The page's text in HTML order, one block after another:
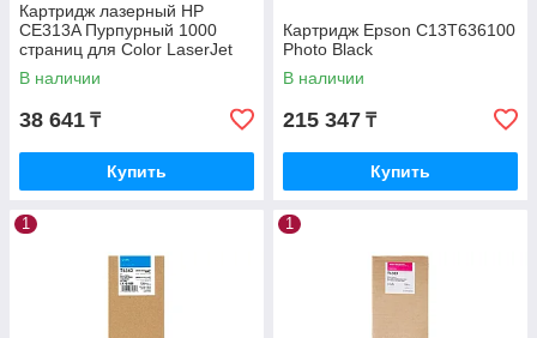
Картридж лазерный HP
CE313A Пурпурный 1000
страниц для Color LaserJet
CP1025
В наличии
38 641 ₸
Купить
Картридж Epson C13T636100
Photo Black
В наличии
215 347 ₸
Купить
1 1